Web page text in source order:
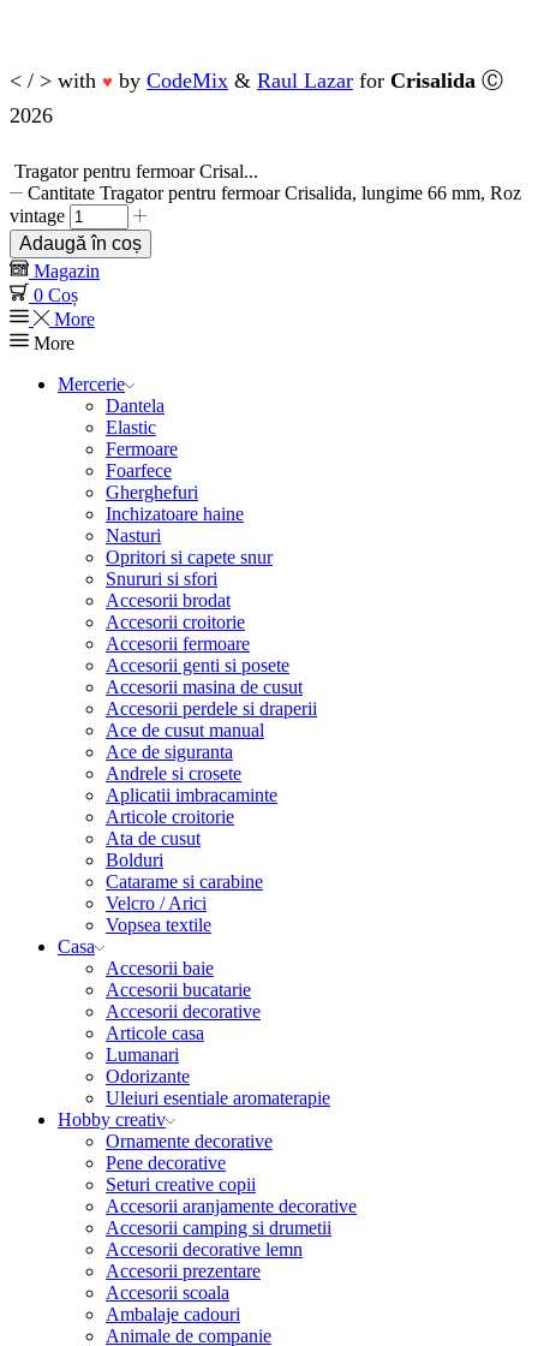
< / > with ♥ by CodeMix & Raul Lazar for Crisalida Ⓒ
2026
Tragator pentru fermoar Crisal...
Cantitate Tragator pentru fermoar Crisalida, lungime 66 mm, Roz
vintage
Adaugă în coș
Magazin
0 Coș
More
More
Mercerie
Dantela
Elastic
Fermoare
Foarfece
Gherghefuri
Inchizatoare haine
Nasturi
Opritori si capete snur
Snururi si sfori
Accesorii brodat
Accesorii croitorie
Accesorii fermoare
Accesorii genti si posete
Accesorii masina de cusut
Accesorii perdele si draperii
Ace de cusut manual
Ace de siguranta
Andrele si crosete
Aplicatii imbracaminte
Articole croitorie
Ata de cusut
Bolduri
Catarame si carabine
Velcro / Arici
Vopsea textile
Casa
Accesorii baie
Accesorii bucatarie
Accesorii decorative
Articole casa
Lumanari
Odorizante
Uleiuri esentiale aromaterapie
Hobby creativ
Ornamente decorative
Pene decorative
Seturi creative copii
Accesorii aranjamente decorative
Accesorii camping si drumetii
Accesorii decorative lemn
Accesorii prezentare
Accesorii scoala
Ambalaje cadouri
Animale de companie